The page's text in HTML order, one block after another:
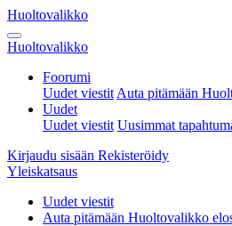
Huoltovalikko
Huoltovalikko
Foorumi
Uudet viestit Auta pitämään
Uudet
Uudet viestit Uusimmat
Kirjaudu sisään Rekisteröidy
Yleiskatsaus
Uudet viestit
Auta pitämään Huoltovalikko